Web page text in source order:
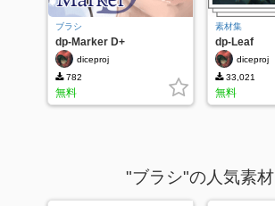
ブラシ
dp-Marker D+
diceproj
782
無料
素材集
dp-Leaf
diceproj
33,021
無料
"ブラシ"の人気素材